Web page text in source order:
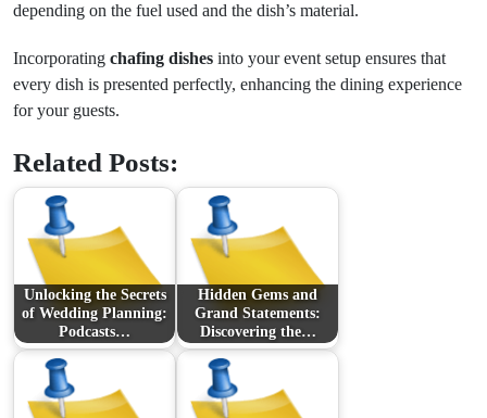
depending on the fuel used and the dish’s material.
Incorporating chafing dishes into your event setup ensures that
every dish is presented perfectly, enhancing the dining experience
for your guests.
Related Posts:
Unlocking the Secrets
of Wedding Planning:
Podcasts…
Hidden Gems and
Grand Statements:
Discovering the…